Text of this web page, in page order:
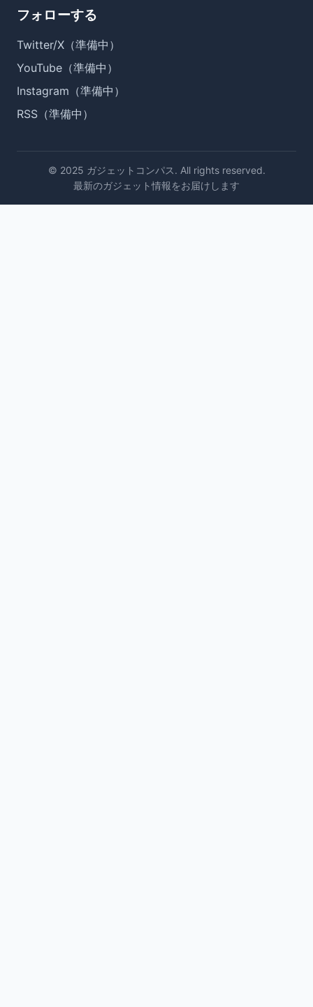
フォローする
Twitter/X（準備中）
YouTube（準備中）
Instagram（準備中）
RSS（準備中）
© 2025 ガジェットコンパス. All rights reserved.
最新のガジェット情報をお届けします